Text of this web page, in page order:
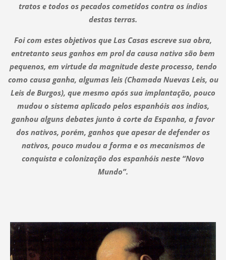
tratos e todos os pecados cometidos contra os índios
destas terras.
Foi com estes objetivos que Las Casas escreve sua obra,
entretanto seus ganhos em prol da causa nativa são bem
pequenos, em virtude da magnitude deste processo, tendo
como causa ganha, algumas leis (Chamada Nuevas Leis, ou
Leis de Burgos), que mesmo após sua implantação, pouco
mudou o sistema aplicado pelos espanhóis aos indios,
ganhou alguns debates junto à corte da Espanha, a favor
dos nativos, porém, ganhos que apesar de defender os
nativos, pouco mudou a forma e os mecanismos de
conquista e colonização dos espanhóis neste “Novo
Mundo”.